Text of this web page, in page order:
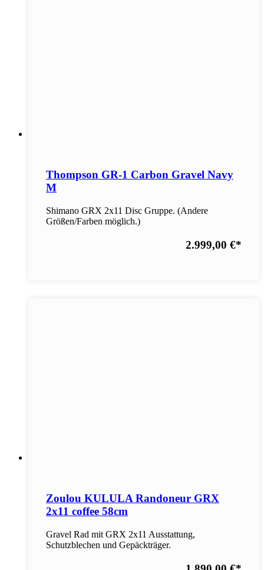
Thompson GR-1 Carbon Gravel Navy
M
Shimano GRX 2x11 Disc Gruppe. (Andere
Größen/Farben möglich.)
2.999,00 €*
Zoulou KULULA Randoneur GRX
2x11 coffee 58cm
Gravel Rad mit GRX 2x11 Ausstattung,
Schutzblechen und Gepäckträger.